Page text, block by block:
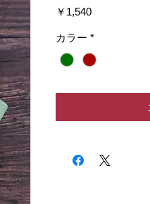
￥1,540価
カラー *